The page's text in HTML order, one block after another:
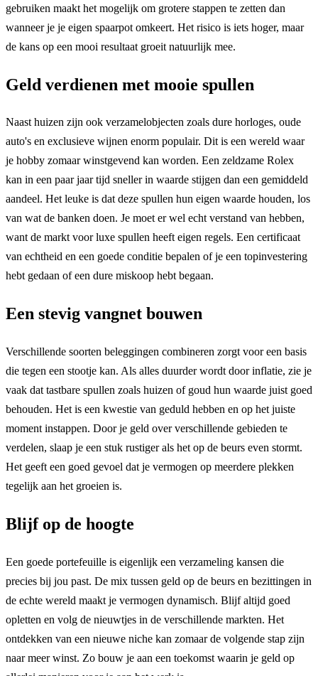
gebruiken maakt het mogelijk om grotere stappen te zetten dan
wanneer je je eigen spaarpot omkeert. Het risico is iets hoger, maar
de kans op een mooi resultaat groeit natuurlijk mee.
Geld verdienen met mooie spullen
Naast huizen zijn ook verzamelobjecten zoals dure horloges, oude
auto's en exclusieve wijnen enorm populair. Dit is een wereld waar
je hobby zomaar winstgevend kan worden. Een zeldzame Rolex
kan in een paar jaar tijd sneller in waarde stijgen dan een gemiddeld
aandeel. Het leuke is dat deze spullen hun eigen waarde houden, los
van wat de banken doen. Je moet er wel echt verstand van hebben,
want de markt voor luxe spullen heeft eigen regels. Een certificaat
van echtheid en een goede conditie bepalen of je een topinvestering
hebt gedaan of een dure miskoop hebt begaan.
Een stevig vangnet bouwen
Verschillende soorten beleggingen combineren zorgt voor een basis
die tegen een stootje kan. Als alles duurder wordt door inflatie, zie je
vaak dat tastbare spullen zoals huizen of goud hun waarde juist goed
behouden. Het is een kwestie van geduld hebben en op het juiste
moment instappen. Door je geld over verschillende gebieden te
verdelen, slaap je een stuk rustiger als het op de beurs even stormt.
Het geeft een goed gevoel dat je vermogen op meerdere plekken
tegelijk aan het groeien is.
Blijf op de hoogte
Een goede portefeuille is eigenlijk een verzameling kansen die
precies bij jou past. De mix tussen geld op de beurs en bezittingen in
de echte wereld maakt je vermogen dynamisch. Blijf altijd goed
opletten en volg de nieuwtjes in de verschillende markten. Het
ontdekken van een nieuwe niche kan zomaar de volgende stap zijn
naar meer winst. Zo bouw je aan een toekomst waarin je geld op